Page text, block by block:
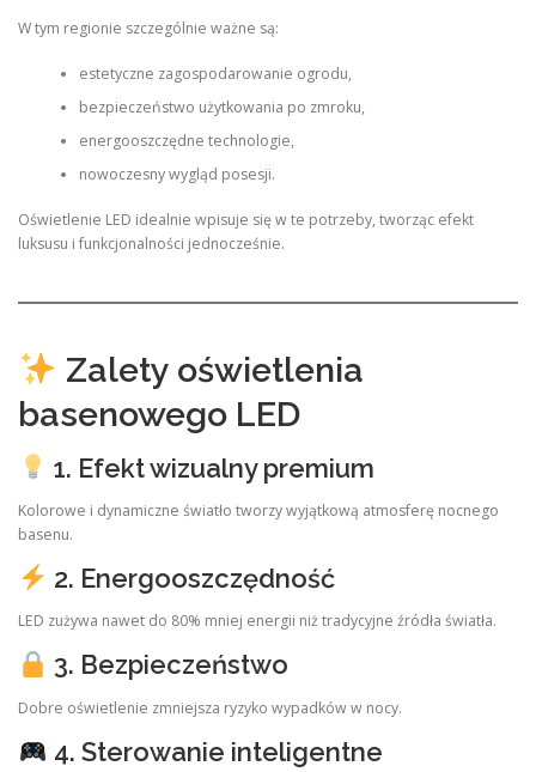
W tym regionie szczególnie ważne są:
estetyczne zagospodarowanie ogrodu,
bezpieczeństwo użytkowania po zmroku,
energooszczędne technologie,
nowoczesny wygląd posesji.
Oświetlenie LED idealnie wpisuje się w te potrzeby, tworząc efekt
luksusu i funkcjonalności jednocześnie.
Zalety oświetlenia
basenowego LED
1. Efekt wizualny premium
Kolorowe i dynamiczne światło tworzy wyjątkową atmosferę nocnego
basenu.
2. Energooszczędność
LED zużywa nawet do 80% mniej energii niż tradycyjne źródła światła.
3. Bezpieczeństwo
Dobre oświetlenie zmniejsza ryzyko wypadków w nocy.
4. Sterowanie inteligentne